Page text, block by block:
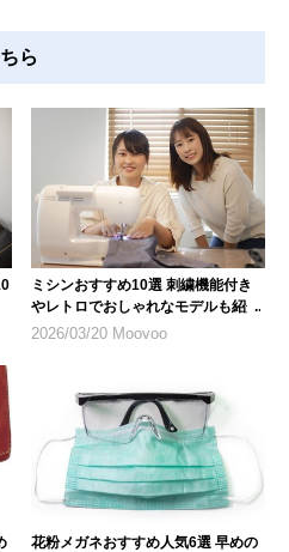
ら
ミシンおすすめ10選 刺繍機能付き
やレトロでおしゃれなモデルも紹介
2026/03/20 Moovoo
花粉メガネおすすめ人気6選 早めの